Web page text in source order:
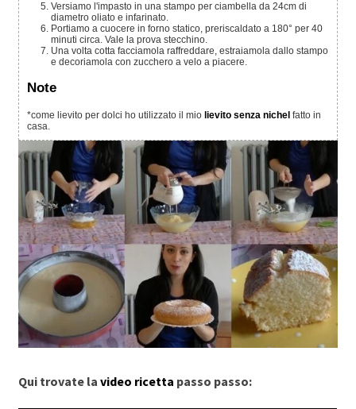
Versiamo l'impasto in una stampo per ciambella da 24cm di
diametro oliato e infarinato.
Portiamo a cuocere in forno statico, preriscaldato a 180° per 40
minuti circa. Vale la prova stecchino.
Una volta cotta facciamola raffreddare, estraiamola dallo stampo
e decoriamola con zucchero a velo a piacere.
Note
*come lievito per dolci ho utilizzato il mio lievito senza nichel fatto in
casa.
Qui trovate lavideo ricetta passo passo: